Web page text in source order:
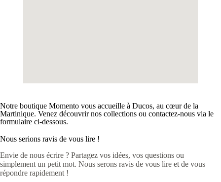
Notre boutique Momento vous accueille à Ducos, au cœur de la
Martinique. Venez découvrir nos collections ou contactez-nous via le
formulaire ci-dessous.
Nous serions ravis de vous lire !
Envie de nous écrire ? Partagez vos idées, vos questions ou
simplement un petit mot. Nous serons ravis de vous lire et de vous
répondre rapidement !